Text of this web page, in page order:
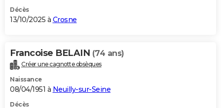
Décès
13/10/2025 à Crosne
Francoise BELAIN (74 ans)
Créer une cagnotte obsèques
Naissance
08/04/1951 à Neuilly-sur-Seine
Décès